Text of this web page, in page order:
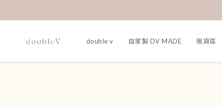
double v 自家製 DV MADE 現貨區